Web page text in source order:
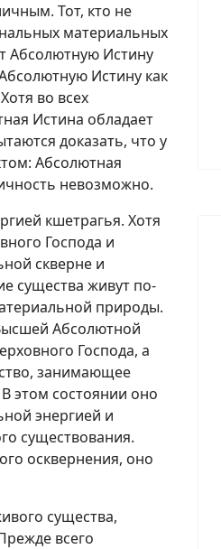
Тот, кто не
материальных
Абсолютную Истину
Истину как
во всех
Истина обладает
доказать, что у
Абсолютная
невозможно.
кшетрагья. Хотя
Господа и
скверне и
существа живут по-
природы.
Абсолютной
Господа, а
занимающее
этом состоянии оно
энергией и
существования.
осквернения, оно
существа,
всего